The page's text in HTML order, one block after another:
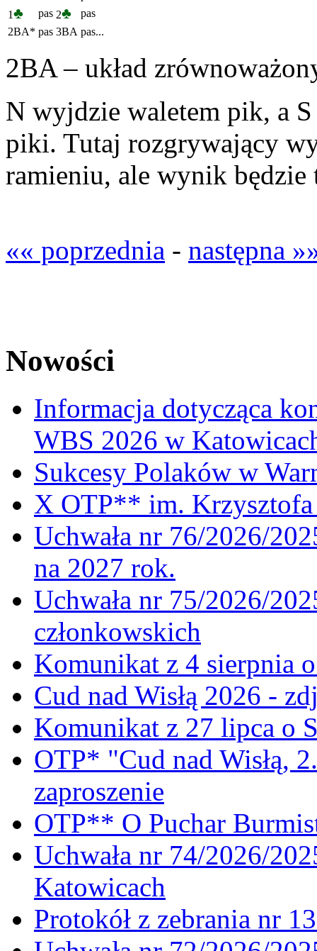
1♣ pas 2♣
pas
2BA* pas 3BA pas...
2BA – układ
N wyjdzie waletem pik, a
piki. Tutaj rozgrywający
ramieniu, ale wynik
«« poprzednia - następna
Nowości
Informacja dotycząca
WBS 2026 w
Sukcesy Polaków w
X OTP** im. Krzysztofa
Uchwała nr 76/2026/
na 2027 rok.
Uchwała nr 75/2026/
członkowskich
Komunikat z 4 sierpnia
Cud nad Wisłą 2026 -
Komunikat z 27 lipca o
OTP* "Cud nad Wisłą,
zaproszenie
OTP** O Puchar
Uchwała nr 74/2026/
Katowicach
Protokół z zebrania nr